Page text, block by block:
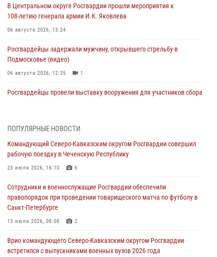
В Центральном округе Росгвардии прошли мероприятия к
108‑летию генерала армии И.К. Яковлева
06 августа 2026, 13:24
Росгвардейцы задержали мужчину, открывшего стрельбу в
Подмосковье (видео)
06 августа 2026, 12:35 1
Росгвардейцы провели выставку вооружения для участников сбора
второй годовщине вторжения ВСУ на территорию области
06 августа 2026, 11:56
угрожавшего подростку травматическим пистолетом
06 августа 2026, 11:33 1
В Зауралье при содействии СОБР Росгвардии ликвидирована
06 августа 2026, 11:27
ПОПУЛЯРНЫЕ НОВОСТИ
Командующий Северо-Кавказским округом Росгвардии совершил
рабочую поездку в Чеченскую Республику
23 июля 2026, 16:10 6
Сотрудники и военнослужащие Росгвардии обеспечили
правопорядок при проведении товарищеского матча по футболу в
Санкт-Петербурге
13 июля 2026, 08:08 2
Врио командующего Северо-Кавказским округом Росгвардии
встретился с выпускниками военных вузов 2026 года